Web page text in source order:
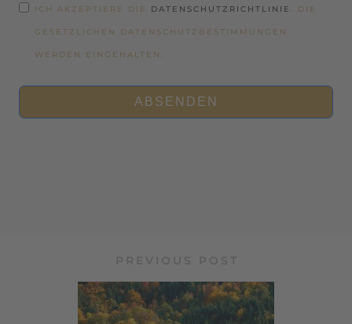
ICH AKZEPTIERE DIE DATENSCHUTZRICHTLINIE . DIE
GESETZLICHEN DATENSCHUTZBESTIMMUNGEN
WERDEN EINGEHALTEN.
ABSENDEN